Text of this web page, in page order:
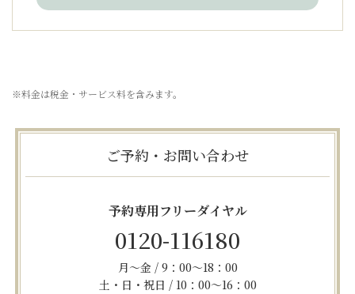
※料金は税金・サービス料を含みます。
ご予約・お問い合わせ
予約専用フリーダイヤル
0120-116180
月～金 / 9：00～18：00
土・日・祝日 / 10：00～16：00